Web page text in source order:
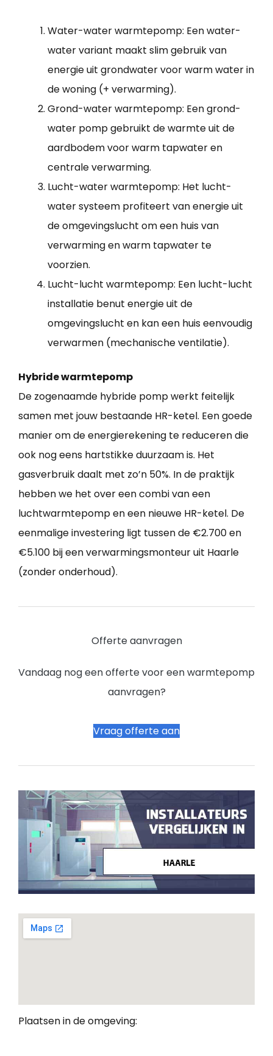
Water-water warmtepomp: Een water-
water variant maakt slim gebruik van
energie uit grondwater voor warm water in
de woning (+ verwarming).
Grond-water warmtepomp: Een grond-
water pomp gebruikt de warmte uit de
aardbodem voor warm tapwater en
centrale verwarming.
Lucht-water warmtepomp: Het lucht-
water systeem profiteert van energie uit
de omgevingslucht om een huis van
verwarming en warm tapwater te
voorzien.
Lucht-lucht warmtepomp: Een lucht-lucht
installatie benut energie uit de
omgevingslucht en kan een huis eenvoudig
verwarmen (mechanische ventilatie).
Hybride warmtepomp
De zogenaamde hybride pomp werkt feitelijk
samen met jouw bestaande HR-ketel. Een goede
manier om de energierekening te reduceren die
ook nog eens hartstikke duurzaam is. Het
gasverbruik daalt met zo’n 50%. In de praktijk
hebben we het over een combi van een
luchtwarmtepomp en een nieuwe HR-ketel. De
eenmalige investering ligt tussen de €2.700 en
€5.100 bij een verwarmingsmonteur uit Haarle
(zonder onderhoud).
Offerte aanvragen
Vandaag nog een offerte voor een warmtepomp
aanvragen?
Vraag offerte aan
Plaatsen in de omgeving: